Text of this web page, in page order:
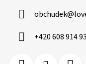
obchudek@
+420 608 914